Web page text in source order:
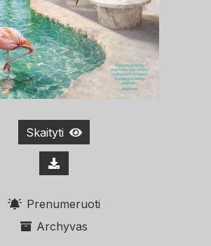
Skaityti
Prenumeruoti
Archyvas